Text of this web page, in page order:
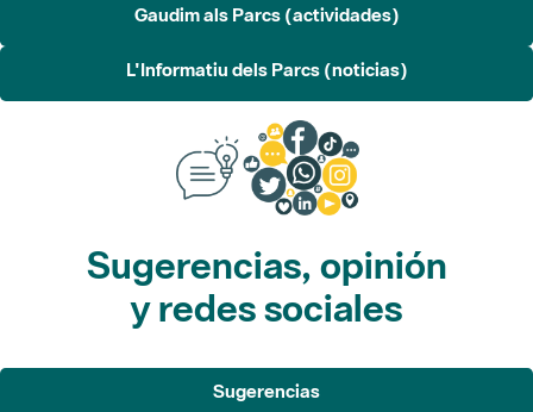
Gaudim als Parcs (actividades)
L'Informatiu dels Parcs (noticias)
Sugerencias, opinión
y redes sociales
Sugerencias